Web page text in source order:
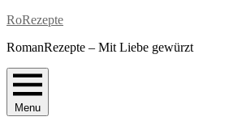
Skip
content
RoRezepte
RomanRezepte – Mit Liebe gewürzt
Menu